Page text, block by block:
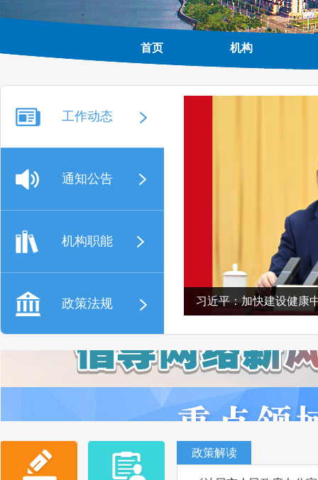
首页 机构
工作动态
通知公告
机构职能
政策法规 习近平：加快建设健康
政策解读